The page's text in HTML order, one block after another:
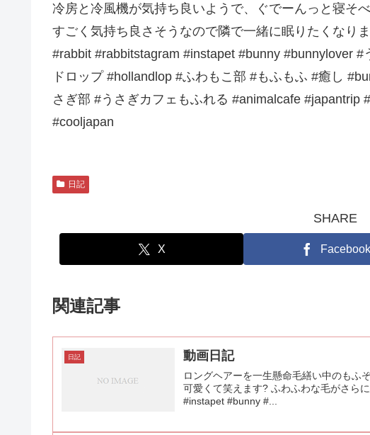
冷房と冷風機が気持ち良いようで、ぐでーんっと寝そ
すごく気持ち良さそうなので隣で一緒に眠りたくなり
#rabbit #rabbitstagram #instapet #bunny #bunnylover
ドロップ #hollandlop #ふわもこ部 #もふもふ #癒し
さぎ部 #うさぎカフェもふれる #animalcafe #japantrip
#cooljapan
日記
SHARE
X Facebook
関連記事
日記 動画日記
ロングヘアーを一生懸命毛繕い中のもふ
可愛くて笑えます? ふわふわな毛がさら
#instapet #bunny #...